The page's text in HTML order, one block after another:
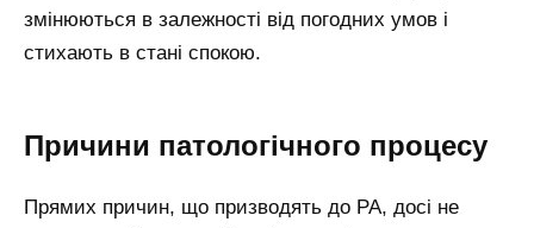
змінюються в залежності від погодних умов і
стихають в стані спокою.
Причини патологічного процесу
Прямих причин, що призводять до РА, досі не